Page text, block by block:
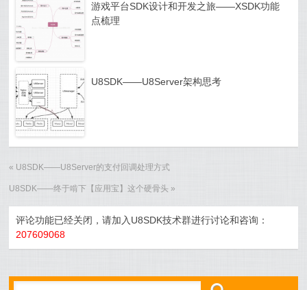
游戏平台SDK设计和开发之旅——XSDK功能
点梳理
U8SDK——U8Server架构思考
« U8SDK——U8Server的支付回调处理方式
U8SDK——终于啃下【应用宝】这个硬骨头 »
评论功能已经关闭，请加入U8SDK技术群进行讨论和咨询：
207609068